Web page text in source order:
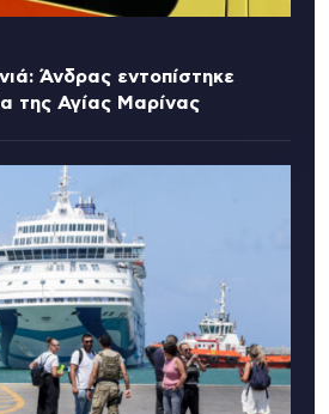
Άνδρας εντοπίστηκε
της Αγίας Μαρίνας